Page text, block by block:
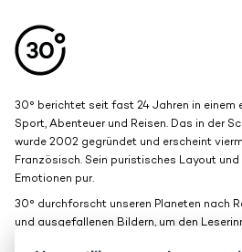
30° berichtet seit fast 24 Jahren in einem
Sport, Abenteuer und Reisen. Das in der
wurde 2002 gegründet und erscheint
Französisch. Sein puristisches Layout
Emotionen pur.
30° durchforscht unseren Planeten nach
und ausgefallenen Bildern, um den